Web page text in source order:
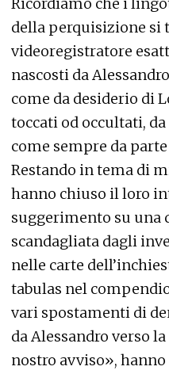
Ricordiamo che i
della perquisizione si
videoregistratore
nascosti da
come da desiderio di
toccati od occultati,
come sempre da
Restando in tema di
hanno chiuso il loro
suggerimento su una
scandagliata dagli
nelle carte
tabulas nel
vari spostamenti di
da Alessandro verso
nostro avviso»,